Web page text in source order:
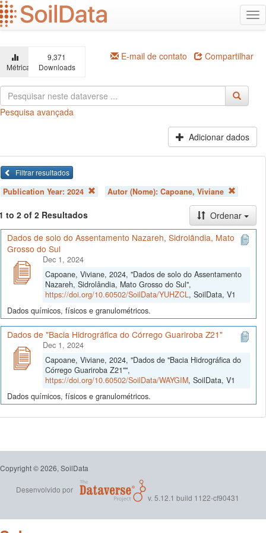
Ir
para
o
principal
Métricas
9,371
Downloads
E-mail de contato Compartilhar
Pesquisa avançada
Adicionar dados
Filtrar resultados
Publication Year: 2024 Autor (Nome):Capoane, Viviane
to 2 of 2 Resultados
Ordenar
Dados de solo do Assentamento Nazareh, Sidrolândia, Mato
Grosso do Sul
Dec 1, 2024
Capoane, Viviane, 2024, "Dados de solo do Assentamento
Nazareh, Sidrolândia, Mato Grosso do Sul",
https://doi.org/10.60502/SoilData/YUHZCL, SoilData, V1
Dados químicos, físicos e granulométricos.
Dados de "Bacia Hidrográfica do Córrego Guariroba Z21"
Dec 1, 2024
Capoane, Viviane, 2024, "Dados de "Bacia Hidrográfica do
Córrego Guariroba Z21"",
https://doi.org/10.60502/SoilData/WAYGIM, SoilData, V1
Dados químicos, físicos e granulométricos.
Copyright © 2026, SoilData
Desenvolvido por
v. 5.12.1 build 1122-cf90431